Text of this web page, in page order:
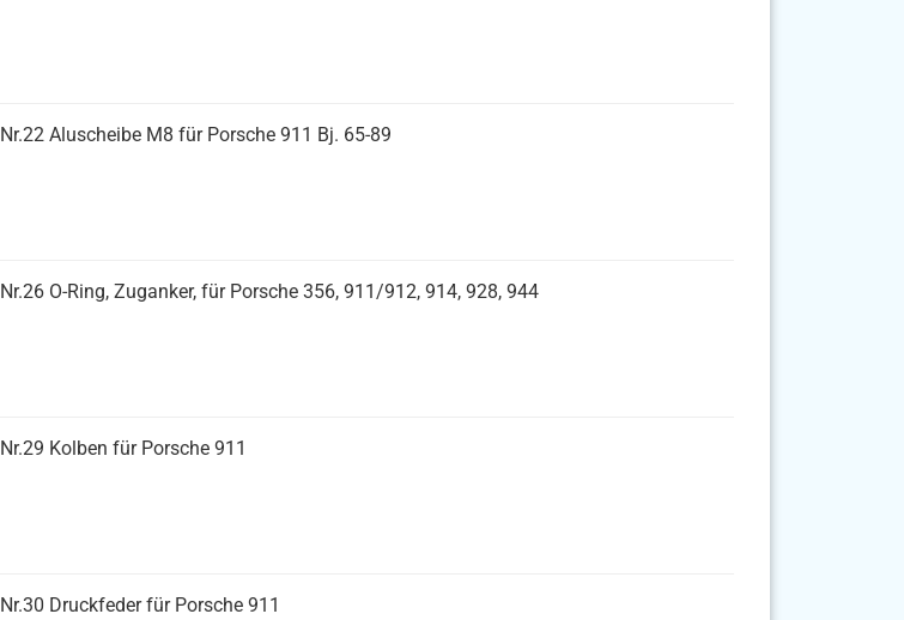
Nr.22 Aluscheibe M8 für Porsche 911 Bj. 65-89
Nr.26 O-Ring, Zuganker, für Porsche 356, 911/912, 914, 928, 944
Nr.29 Kolben für Porsche 911
Nr.30 Druckfeder für Porsche 911